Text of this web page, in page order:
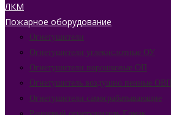
ЛКМ
Пожарное оборудование
Огнетушители
Огнетушители углекислотные ОУ
Огнетушители порошковые ОП
Огнетушитель воздушно пенные ОВП
Огнетушители самосрабатывающие